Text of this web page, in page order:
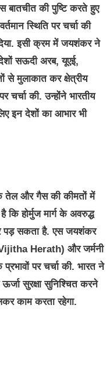
बातचीत की पुष्टि करते हुए
स्थिति पर चर्चा की
इसी क्रम में जयशंकर ने
सऊदी अरब, यूएई,
मुलाकात कर क्षेत्रीय
चर्चा की. उन्होंने भारतीय
इन देशों का आभार भी
तेल और गैस की कीमतों में
कि होर्मुज मार्ग के अवरुद्ध
पड़ सकता है. एस जयशंकर
Herath) और जर्मनी
पर चर्चा की. भारत ने
ऊर्जा सुरक्षा सुनिश्चित करने
काम करता रहेगा.